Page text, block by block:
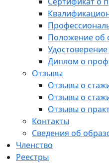
Положение об
Диплом о
Отзывы
Отзывы о
Отзывы о
Отзывы о
Контакты
Сведения об
Членство
Реестры